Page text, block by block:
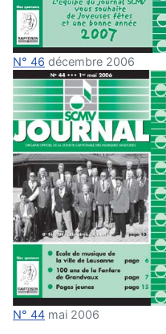
N° 46 décembre 2006
N° 44 mai 2006